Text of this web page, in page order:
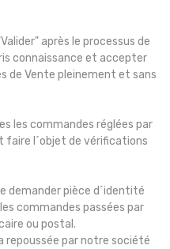
après le processus de
connaissance et accepter
de Vente pleinement et sans
les commandes réglées par
faire l´objet de vérifications
demander pièce d´identité
commandes passées par
ou postal.
repoussée par notre société